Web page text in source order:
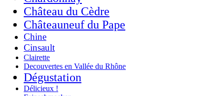
Château du Cèdre
Châteauneuf du Pape
Chine
Cinsault
Clairette
Decouvertes en Vallée du Rhône
Dégustation
Délicieux !